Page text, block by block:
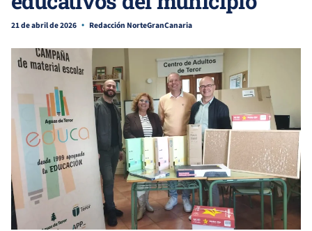
21 de abril de 2026 Redacción NorteGranCanaria